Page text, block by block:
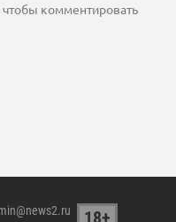
чтобы комментировать